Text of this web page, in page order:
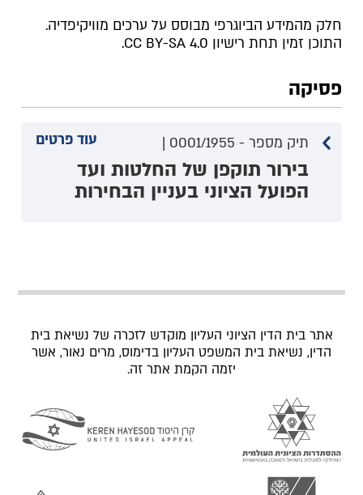
חלק מהמידע הביוגרפי מבוסס על ערכים מוויקיפדיה.
התוכן זמין תחת רישיון CC BY-SA 4.0.
פסיקה
עוד פרטים תיק מספר - 0001/1955 |
בירור תוקפן של החלטות ועד
הפועל הציוני בעניין הבחירות
אתר בית הדין הציוני העליון מוקדש לזכרה של נשיאת בית
הדין, נשיאת בית המשפט העליון בדימוס, מרים נאור, אשר
יזמה הקמת אתר זה.